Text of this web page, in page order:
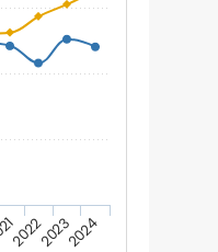
202220232024